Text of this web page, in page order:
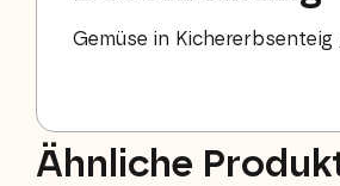
Gemüse in Kichererbsenteig
Ähnliche